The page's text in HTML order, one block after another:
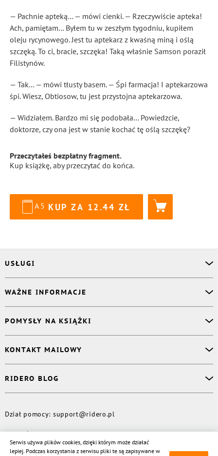
— Pachnie apteką… — mówi cienki. — Rzeczywiście apteka!
Ach, pamiętam… Byłem tu w zeszłym tygodniu, kupiłem
oleju rycynowego. Jest tu aptekarz z kwaśną miną i oślą
szczęką. To ci, bracie, szczęka! Taką właśnie Samson poraził
Filistynów.
— Tak… — mówi tłusty basem. — Śpi farmacja! I aptekarzowa
śpi. Wiesz, Obtiosow, tu jest przystojna aptekarzowa.
— Widziałem. Bardzo mi się podobała… Powiedzcie,
doktorze, czy ona jest w stanie kochać tę oślą szczękę?
Przeczytałeś bezpłatny fragment.
Kup książkę, aby przeczytać do końca.
A5 KUP ZA 12.44
USŁUGI
Korektor
Projektant okładki
Druk Twojej książki
Publikacja
WAŻNE INFORMACJE
Książki Ridero
Pomoc
Polityka prywatności
POMYSŁY NA KSIĄŻKI
Dzienniczek malucha
Książka eksperta
Wydaj tomik poezji
KONTAKT MAILOWY
Kontakt dla mediów
RIDERO BLOG
Więcej
© Rideró, 2013—2026
Dział pomocy: support@ridero.pl
Serwis używa plików cookies, dzięki którym może działać
lepiej. Podczas korzystania z serwisu pliki te są zapisywane w